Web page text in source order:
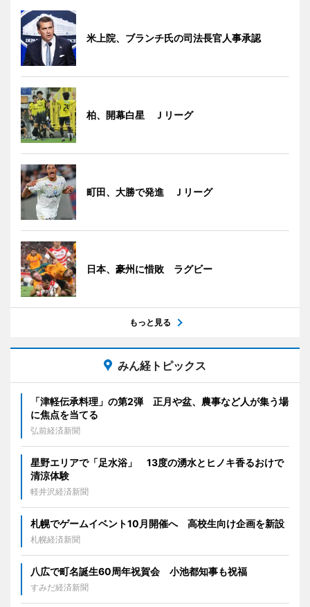
米上院、ブランチ氏の司法長官人事承認
柏、開幕白星 Ｊリーグ
町田、大勝で発進 Ｊリーグ
日本、豪州に惜敗 ラグビー
もっと見る
みん経トピックス
「津軽伝承料理」の第2弾 正月や盆、農事など人が集う場
に焦点を当てる
弘前経済新聞
星野エリアで「足水浴」 13度の湧水とヒノキ香るおけで
清涼体験
軽井沢経済新聞
札幌でゲームイベント10月開催へ 高校生向け企画を新設
札幌経済新聞
八広で町名誕生60周年祝賀会 小池都知事も祝福
すみだ経済新聞